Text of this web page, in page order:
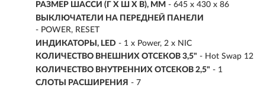
РАЗМЕР ШАССИ (Г X Ш X В), ММ - 645 x 430 x 86
ВЫКЛЮЧАТЕЛИ НА ПЕРЕДНЕЙ ПАНЕЛИ
- POWER, RESET
ИНДИКАТОРЫ, LED - 1 x Power, 2 x NIC
КОЛИЧЕСТВО ВНЕШНИХ ОТСЕКОВ 3,5" - Hot Swap 12
КОЛИЧЕСТВО ВНУТРЕННИХ ОТСЕКОВ 2,5" - 1
СЛОТЫ РАСШИРЕНИЯ - 7